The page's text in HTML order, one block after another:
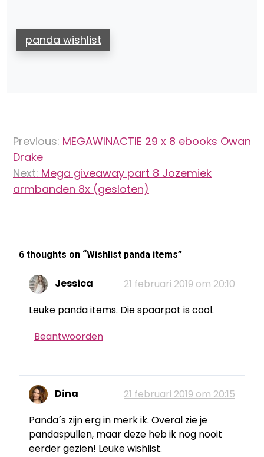
panda wishlist
navigatie
Previous: MEGAWINACTIE 29 x 8 ebooks Owan
Drake
Next: Mega giveaway part 8 Jozemiek
armbanden 8x (gesloten)
6 thoughts on “Wishlist panda items”
Jessica
21 februari 2019 om 20:10
Leuke panda items. Die spaarpot is cool.
Beantwoorden
Dina
21 februari 2019 om 20:15
Panda´s zijn erg in merk ik. Overal zie je
pandaspullen, maar deze heb ik nog nooit
eerder gezien! Leuke wishlist.